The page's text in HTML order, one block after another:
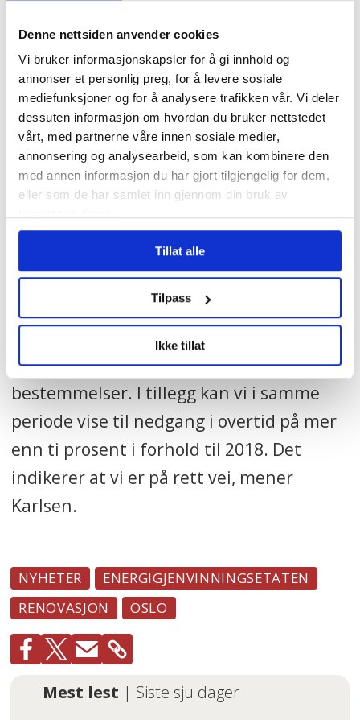
Denne nettsiden anvender cookies
Vi bruker informasjonskapsler for å gi innhold og
annonser et personlig preg, for å levere sosiale
mediefunksjoner og for å analysere trafikken vår. Vi deler
dessuten informasjon om hvordan du bruker nettstedet
vårt, med partnerne våre innen sosiale medier,
annonsering og analysearbeid, som kan kombinere den
med annen informasjon du har gjort tilgjengelig for dem,
eller som de har samlet inn gjennom din bruk av
Tillat alle
Tilpass
Ikke tillat
• Innført tvungen avspasering en hel dag
i forkant av hjemmevaktsperioder.
• Hjemmevakter skal ikke ha
normalovertid i vaktukene.
– Vi er på rett vei
– Jeg er veldig tilfreds med og takknemlig
for den lojalitet ansatte har vist til
tiltakene. Det har resultert i langt færre
brudd, samt at den ordinære driften nå i
all hovedsak drives innen AMLs
bestemmelser. I tillegg kan vi i samme
periode vise til nedgang i overtid på mer
enn ti prosent i forhold til 2018. Det
indikerer at vi er på rett vei, mener
Karlsen.
NYHETER
ENERGIGJENVINNINGSETATEN
RENOVASJON
OSLO
Mest lest | Siste sju dager